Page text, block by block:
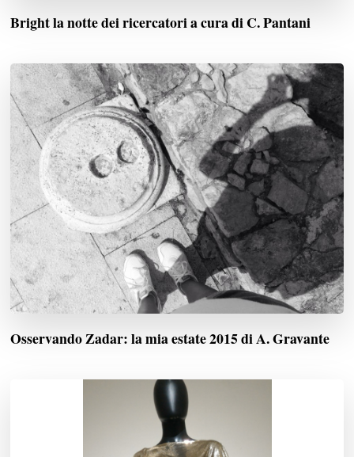
Bright la notte dei ricercatori a cura di C. Pantani
Osservando Zadar: la mia estate 2015 di A. Gravante